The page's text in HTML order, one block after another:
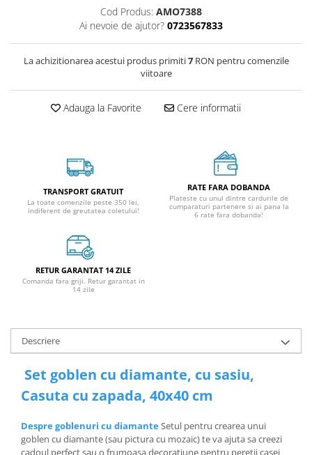
Cod Produs: AMO7388
Ai nevoie de ajutor? 0723567833
La achizitionarea acestui produs primiti7RON pentru comenzile
viitoare
Adauga la Favorite Cere informatii
TRANSPORT GRATUIT
La toate comenzile peste 350 lei,
indiferent de greutatea coletului!
RATE FARA DOBANDA
Plateste cu unul dintre cardurile de
cumparaturi partenere si ai pana la
6 rate fara dobanda!
RETUR GARANTAT 14 ZILE
Comanda fara griji. Retur garantat in
14 zile
Descriere
Set goblen cu diamante, cu sasiu,
Casuta cu zapada, 40x40 cm
Despre goblenuri cu diamanteSetul pentru crearea unui
goblen cu diamante (sau pictura cu mozaic) te va ajuta sa creezi
cadoul perfect sau o frumoasa decoratiune pentru peretii casei